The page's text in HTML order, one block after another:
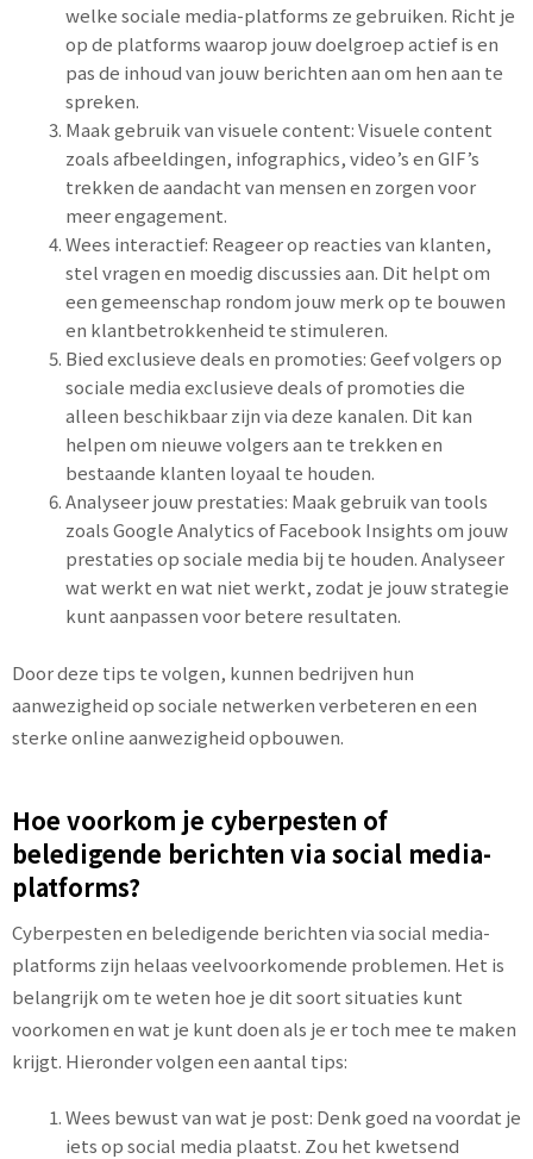
welke sociale media-platforms ze gebruiken. Richt je
op de platforms waarop jouw doelgroep actief is en
pas de inhoud van jouw berichten aan om hen aan te
spreken.
Maak gebruik van visuele content: Visuele content
zoals afbeeldingen, infographics, video’s en GIF’s
trekken de aandacht van mensen en zorgen voor
meer engagement.
Wees interactief: Reageer op reacties van klanten,
stel vragen en moedig discussies aan. Dit helpt om
een gemeenschap rondom jouw merk op te bouwen
en klantbetrokkenheid te stimuleren.
Bied exclusieve deals en promoties: Geef volgers op
sociale media exclusieve deals of promoties die
alleen beschikbaar zijn via deze kanalen. Dit kan
helpen om nieuwe volgers aan te trekken en
bestaande klanten loyaal te houden.
Analyseer jouw prestaties: Maak gebruik van tools
zoals Google Analytics of Facebook Insights om jouw
prestaties op sociale media bij te houden. Analyseer
wat werkt en wat niet werkt, zodat je jouw strategie
kunt aanpassen voor betere resultaten.
Door deze tips te volgen, kunnen bedrijven hun
aanwezigheid op sociale netwerken verbeteren en een
sterke online aanwezigheid opbouwen.
Hoe voorkom je cyberpesten of
beledigende berichten via social media-
platforms?
Cyberpesten en beledigende berichten via social media-
platforms zijn helaas veelvoorkomende problemen. Het is
belangrijk om te weten hoe je dit soort situaties kunt
voorkomen en wat je kunt doen als je er toch mee te maken
krijgt. Hieronder volgen een aantal tips:
Wees bewust van wat je post: Denk goed na voordat je
iets op social media plaatst. Zou het kwetsend